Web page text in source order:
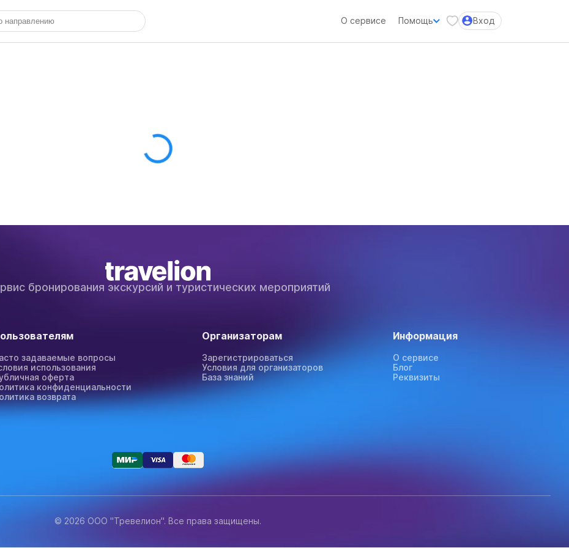
О сервисе Помощь Вход
бронирования экскурсий и туристических мероприятий
задаваемые вопросы
использования
оферта
конфиденциальности
возврата
Организаторам
Зарегистрироваться
Условия для организаторов
База знаний
Информация
О сервисе
Блог
Реквизиты
© 2026 ООО "Тревелион". Все права защищены.